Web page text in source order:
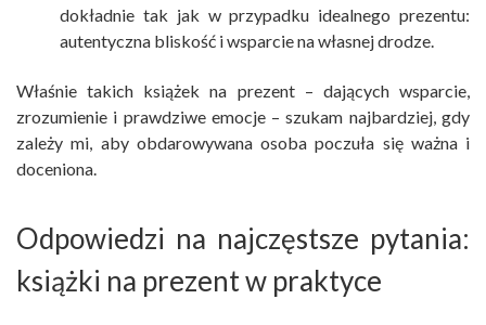
dokładnie tak jak w przypadku idealnego prezentu:
autentyczna bliskość i wsparcie na własnej drodze.
Właśnie takich książek na prezent – dających wsparcie,
zrozumienie i prawdziwe emocje – szukam najbardziej, gdy
zależy mi, aby obdarowywana osoba poczuła się ważna i
doceniona.
Odpowiedzi na najczęstsze pytania:
książki na prezent w praktyce